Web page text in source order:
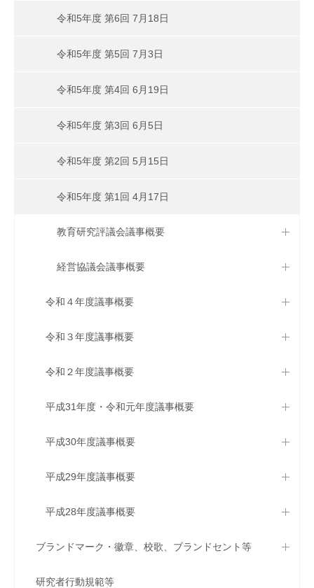
令和5年度 第6回 7月18日
令和5年度 第5回 7月3日
令和5年度 第4回 6月19日
令和5年度 第3回 6月5日
令和5年度 第2回 5月15日
令和5年度 第1回 4月17日
教育研究評議会議事概要
経営協議会議事概要
令和４年度議事概要
令和３年度議事概要
令和２年度議事概要
平成31年度・令和元年度議事概要
平成30年度議事概要
平成29年度議事概要
平成28年度議事概要
ブランドマーク・徽章、校歌、ブランドセント等
研究者行動規範等